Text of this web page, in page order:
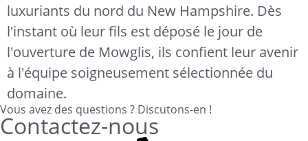
luxuriants du nord du New Hampshire. Dès
l'instant où leur fils est déposé le jour de
l'ouverture de Mowglis, ils confient leur avenir
à l'équipe soigneusement sélectionnée du
domaine.
Vous avez des questions ? Discutons-en !
Contactez-nous